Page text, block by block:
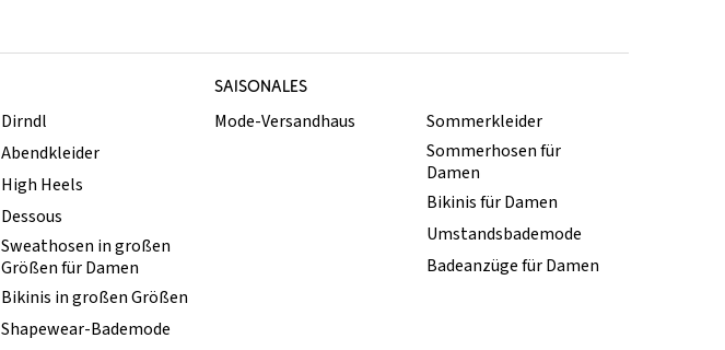
SAISONALES
Dirndl
Abendkleider
High Heels
Dessous
Sweathosen in großen
Größen für Damen
Mode-Versandhaus
Sommerkleider
Sommerhosen für
Damen
Bikinis für Damen
Umstandsbademode
Badeanzüge für Damen
Bikinis in großen Größen
Shapewear-Bademode